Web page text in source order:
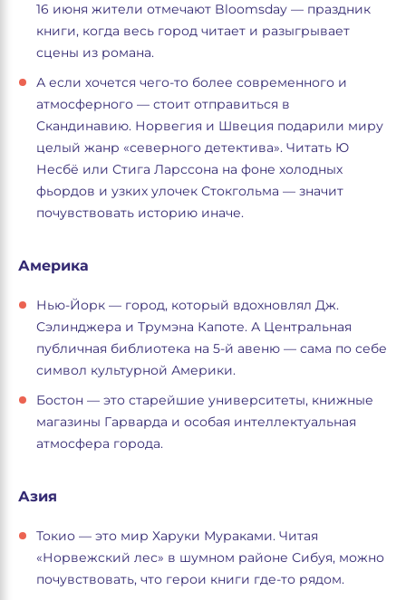
16 июня жители отмечают Bloomsday — праздник
книги, когда весь город читает и разыгрывает
сцены из романа.
А если хочется чего-то более современного и
атмосферного — стоит отправиться в
Скандинавию. Норвегия и Швеция подарили миру
целый жанр «северного детектива». Читать Ю
Несбё или Стига Ларссона на фоне холодных
фьордов и узких улочек Стокгольма — значит
почувствовать историю иначе.
Америка
Нью-Йорк — город, который вдохновлял Дж.
Сэлинджера и Трумэна Капоте. А Центральная
публичная библиотека на 5-й авеню — сама по себе
символ культурной Америки.
Бостон — это старейшие университеты, книжные
магазины Гарварда и особая интеллектуальная
атмосфера города.
Азия
Токио — это мир Харуки Мураками. Читая
«Норвежский лес» в шумном районе Сибуя, можно
почувствовать, что герои книги где-то рядом.